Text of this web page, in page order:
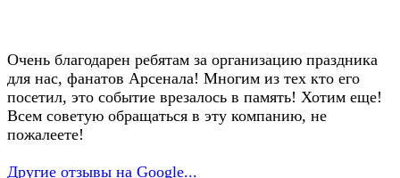
Очень благодарен ребятам за организацию праздника
для нас, фанатов Арсенала! Многим из тех кто его
посетил, это событие врезалось в память! Хотим еще!
Всем советую обращаться в эту компанию, не
пожалеете!
Другие отзывы на Google...